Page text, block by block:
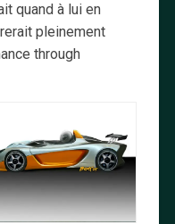
quand à lui en
pleinement
through